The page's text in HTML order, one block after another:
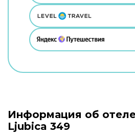
Информация об
Ljubica 349